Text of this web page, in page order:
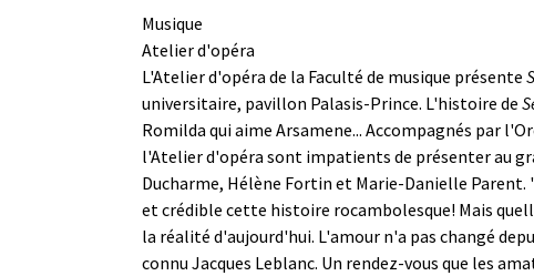
Musique
Atelier d'opéra
L'Atelier d'opéra de la Faculté de musique présente
universitaire, pavillon Palasis-Prince. L'histoire de
Romilda qui aime Arsamene... Accompagnés par
l'Atelier d'opéra sont impatients de présenter au
Ducharme, Hélène Fortin et Marie-Danielle
et crédible cette histoire rocambolesque! Mais
la réalité d'aujourd'hui. L'amour n'a pas changé
connu Jacques Leblanc. Un rendez-vous que les